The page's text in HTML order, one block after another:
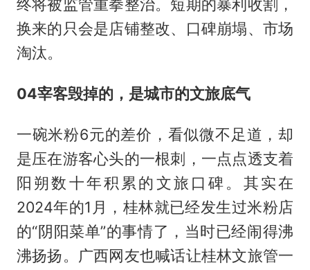
终将被监管重拳整治。短期的暴利收割，
换来的只会是店铺整改、口碑崩塌、市场
淘汰。
04宰客毁掉的，是城市的文旅底气
一碗米粉6元的差价，看似微不足道，却
是压在游客心头的一根刺，一点点透支着
阳朔数十年积累的文旅口碑。其实在
2024年的1月，桂林就已经发生过米粉店
的“阴阳菜单”的事情了，当时已经闹得沸
沸扬扬。广西网友也喊话让桂林文旅管一